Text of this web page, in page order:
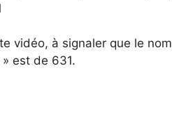
vidéo, à signaler que le
est de 631.